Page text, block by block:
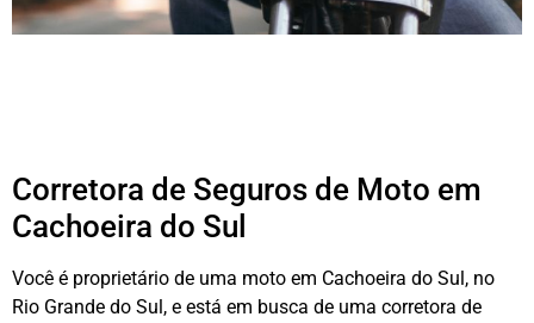
Corretora de Seguros de Moto em
Cachoeira do Sul
Você é proprietário de uma moto em Cachoeira do Sul, no
Rio Grande do Sul, e está em busca de uma corretora de